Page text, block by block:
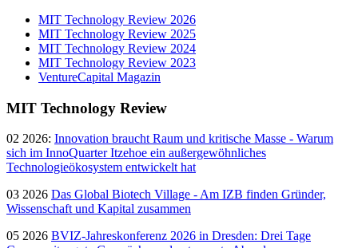
MIT Technology Review 2026
MIT Technology Review 2025
MIT Technology Review 2024
MIT Technology Review 2023
VentureCapital Magazin
MIT Technology Review
02 2026: Innovation braucht Raum und kritische Masse - Warum
sich im InnoQuarter Itzehoe ein außergewöhnliches
Technologieökosystem entwickelt hat
03 2026 Das Global Biotech Village - Am IZB finden Gründer,
Wissenschaft und Kapital zusammen
05 2026 BVIZ-Jahreskonferenz 2026 in Dresden: Drei Tage